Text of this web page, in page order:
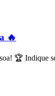
🔥
🏆 Indique